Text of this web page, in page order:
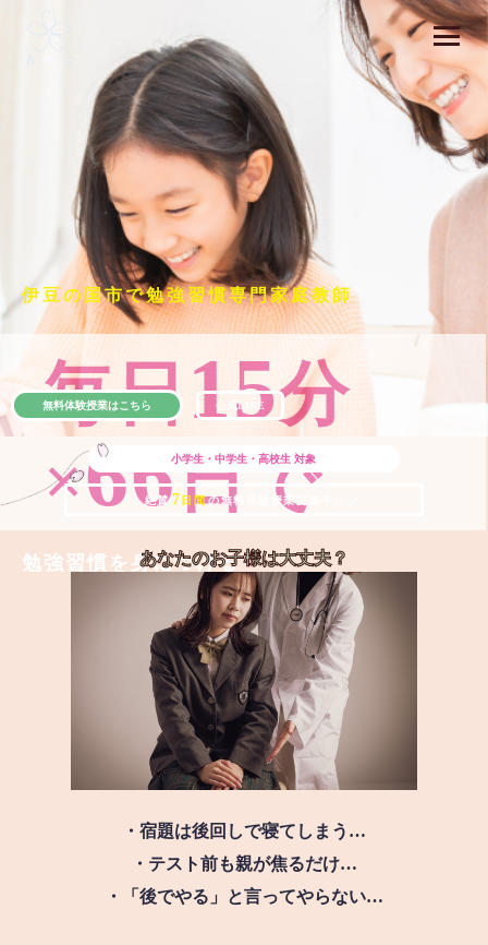
伊豆の国市で勉強習慣専門家庭教師
毎日15分
×66日で
勉強習慣を身につける
小学生・中学生・高校生 対象
＼ 絶賛 7 日間の無料体験授業実施中!! ／
無料体験授業はこちら 公式LINE
あなたのお子様は大丈夫？
・宿題は後回しで寝てしまう…
・テスト前も親が焦るだけ…
・「後でやる」と言ってやらない…